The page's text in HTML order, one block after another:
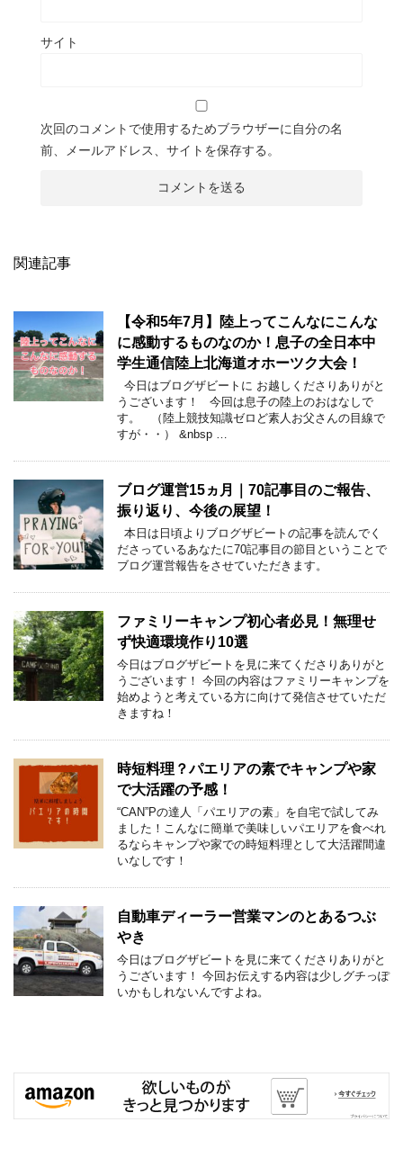
サイト
次回のコメントで使用するためブラウザーに自分の名
前、メールアドレス、サイトを保存する。
関連記事
【令和5年7月】陸上ってこんなにこんな
に感動するものなのか！息子の全日本中
学生通信陸上北海道オホーツク大会！
今日はブログザビートに お越しくださりありがと
うございます！ 今回は息子の陸上のおはなしで
す。 （陸上競技知識ゼロど素人お父さんの目線で
すが・・） &nbsp …
ブログ運営15ヵ月｜70記事目のご報告、
振り返り、今後の展望！
本日は日頃よりブログザビートの記事を読んでく
ださっているあなたに70記事目の節目ということで
ブログ運営報告をさせていただきます。
ファミリーキャンプ初心者必見！無理せ
ず快適環境作り10選
今日はブログザビートを見に来てくださりありがと
うございます！ 今回の内容はファミリーキャンプを
始めようと考えている方に向けて発信させていただ
きますね！
時短料理？パエリアの素でキャンプや家
で大活躍の予感！
“CAN”Pの達人「パエリアの素」を自宅で試してみ
ました！こんなに簡単で美味しいパエリアを食べれ
るならキャンプや家での時短料理として大活躍間違
いなしです！
自動車ディーラー営業マンのとあるつぶ
やき
今日はブログザビートを見に来てくださりありがと
うございます！ 今回お伝えする内容は少しグチっぽ
いかもしれないんですよね。